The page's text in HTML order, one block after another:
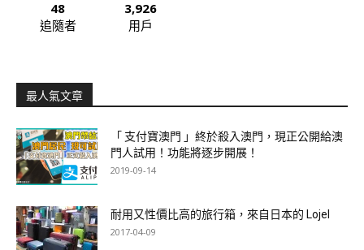
48
追隨者
3,926
用戶
最人氣文章
「 支付寶澳門 」終於殺入澳門，現正公開給澳
門人試用！功能將逐步開展！
2019-09-14
耐用又性價比高的旅行箱，來自日本的 Lojel
2017-04-09